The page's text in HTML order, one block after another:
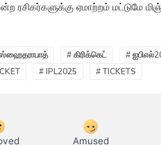
ஏமாற்றம் மட்டுமே
# கிரிக்கெட் #
# IPL2025 # TICKETS